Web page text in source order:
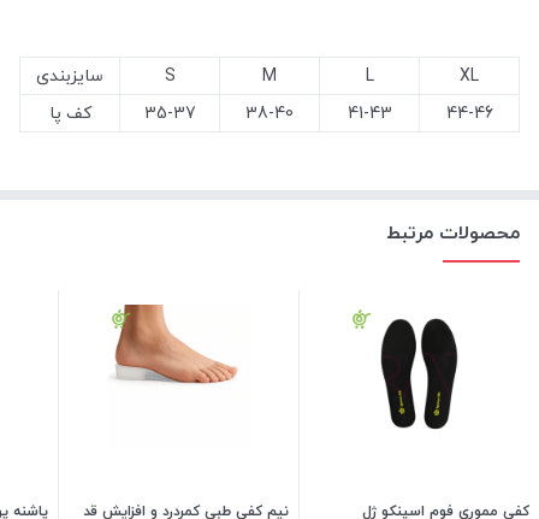
XL
L
M
S
سایزبندی
44-46
41-43
38-40
35-37 کف پا
محصولات مرتبط
کفی مموری فوم اسپنکو ژل
نیم کفی طبی کمردرد و افزایش قد
پاشنه